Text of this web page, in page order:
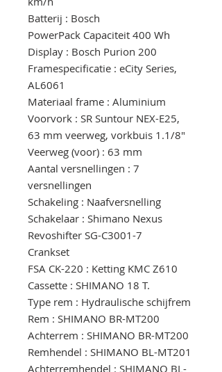
Batterij : Bosch
PowerPack Capaciteit 400 Wh
Display : Bosch Purion 200
Framespecificatie : eCity Series,
AL6061
Materiaal frame : Aluminium
Voorvork : SR Suntour NEX-E25,
63 mm veerweg, vorkbuis 1.1/8"
Veerweg (voor) : 63 mm
Aantal versnellingen : 7
versnellingen
Schakeling : Naafversnelling
Schakelaar : Shimano Nexus
Revoshifter SG-C3001-7
Crankset
FSA CK-220 : Ketting KMC Z610
Cassette : SHIMANO 18 T.
Type rem : Hydraulische schijfrem
Rem : SHIMANO BR-MT200
Achterrem : SHIMANO BR-MT200
Remhendel : SHIMANO BL-MT201
Achterremhendel : SHIMANO BL-